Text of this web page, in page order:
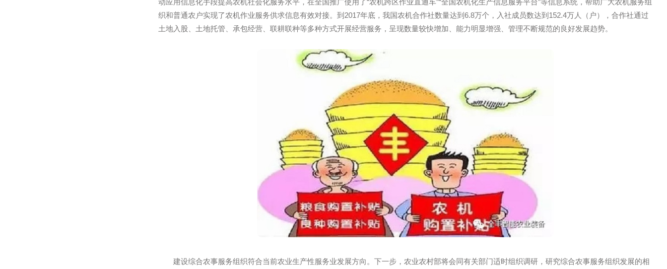
农业农村部组织印发了《农机合作社带头人培训大纲》，推进培训组织管理规范化、方案设计系统化、培训内容实用化，增强培训效果
动应用信息化手段提高农机社会化服务水平，在全国推广使用了“农机跨区作业直通车”“全国农机化生产信息服务平台”等信息系统，帮助广
织和普通农户实现了农机作业服务供求信息有效对接。到2017年底，我国农机合作社数量达到6.8万个，入社成员数达到152.4万人（户）
土地入股、土地托管、承包经营、联耕联种等多种方式开展经营服务，呈现数量较快增加、能力明显增强、管理不断规范的良好发展趋势。